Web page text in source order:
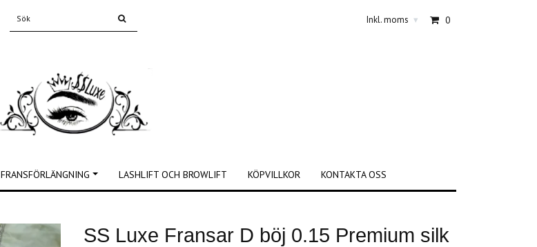
Inkl. moms ▾ 0
FRANSFÖRLÄNGNING LASHLIFT OCH BROWLIFT KÖPVILLKOR KONTAKTA OSS
SS Luxe Fransar D böj 0.15 Premium silk